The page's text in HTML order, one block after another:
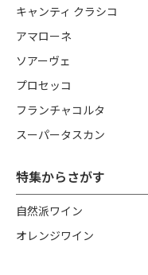
キャンティ クラシコ
アマローネ
ソアーヴェ
プロセッコ
フランチャコルタ
スーパータスカン
特集からさがす
自然派ワイン
オレンジワイン